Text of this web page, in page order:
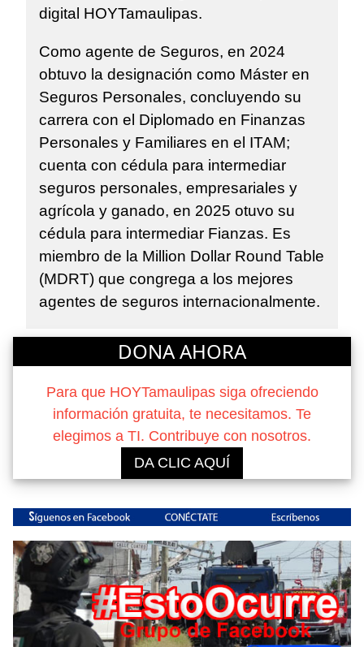
digital HOYTamaulipas.
Como agente de Seguros, en 2024
obtuvo la designación como Máster en
Seguros Personales, concluyendo su
carrera con el Diplomado en Finanzas
Personales y Familiares en el ITAM;
cuenta con cédula para intermediar
seguros personales, empresariales y
agrícola y ganado, en 2025 otuvo su
cédula para intermediar Fianzas. Es
miembro de la Million Dollar Round Table
(MDRT) que congrega a los mejores
agentes de seguros internacionalmente.
DONA AHORA
Para que HOYTamaulipas siga ofreciendo
información gratuita, te necesitamos. Te
elegimos a TI. Contribuye con nosotros.
DA CLIC AQUÍ